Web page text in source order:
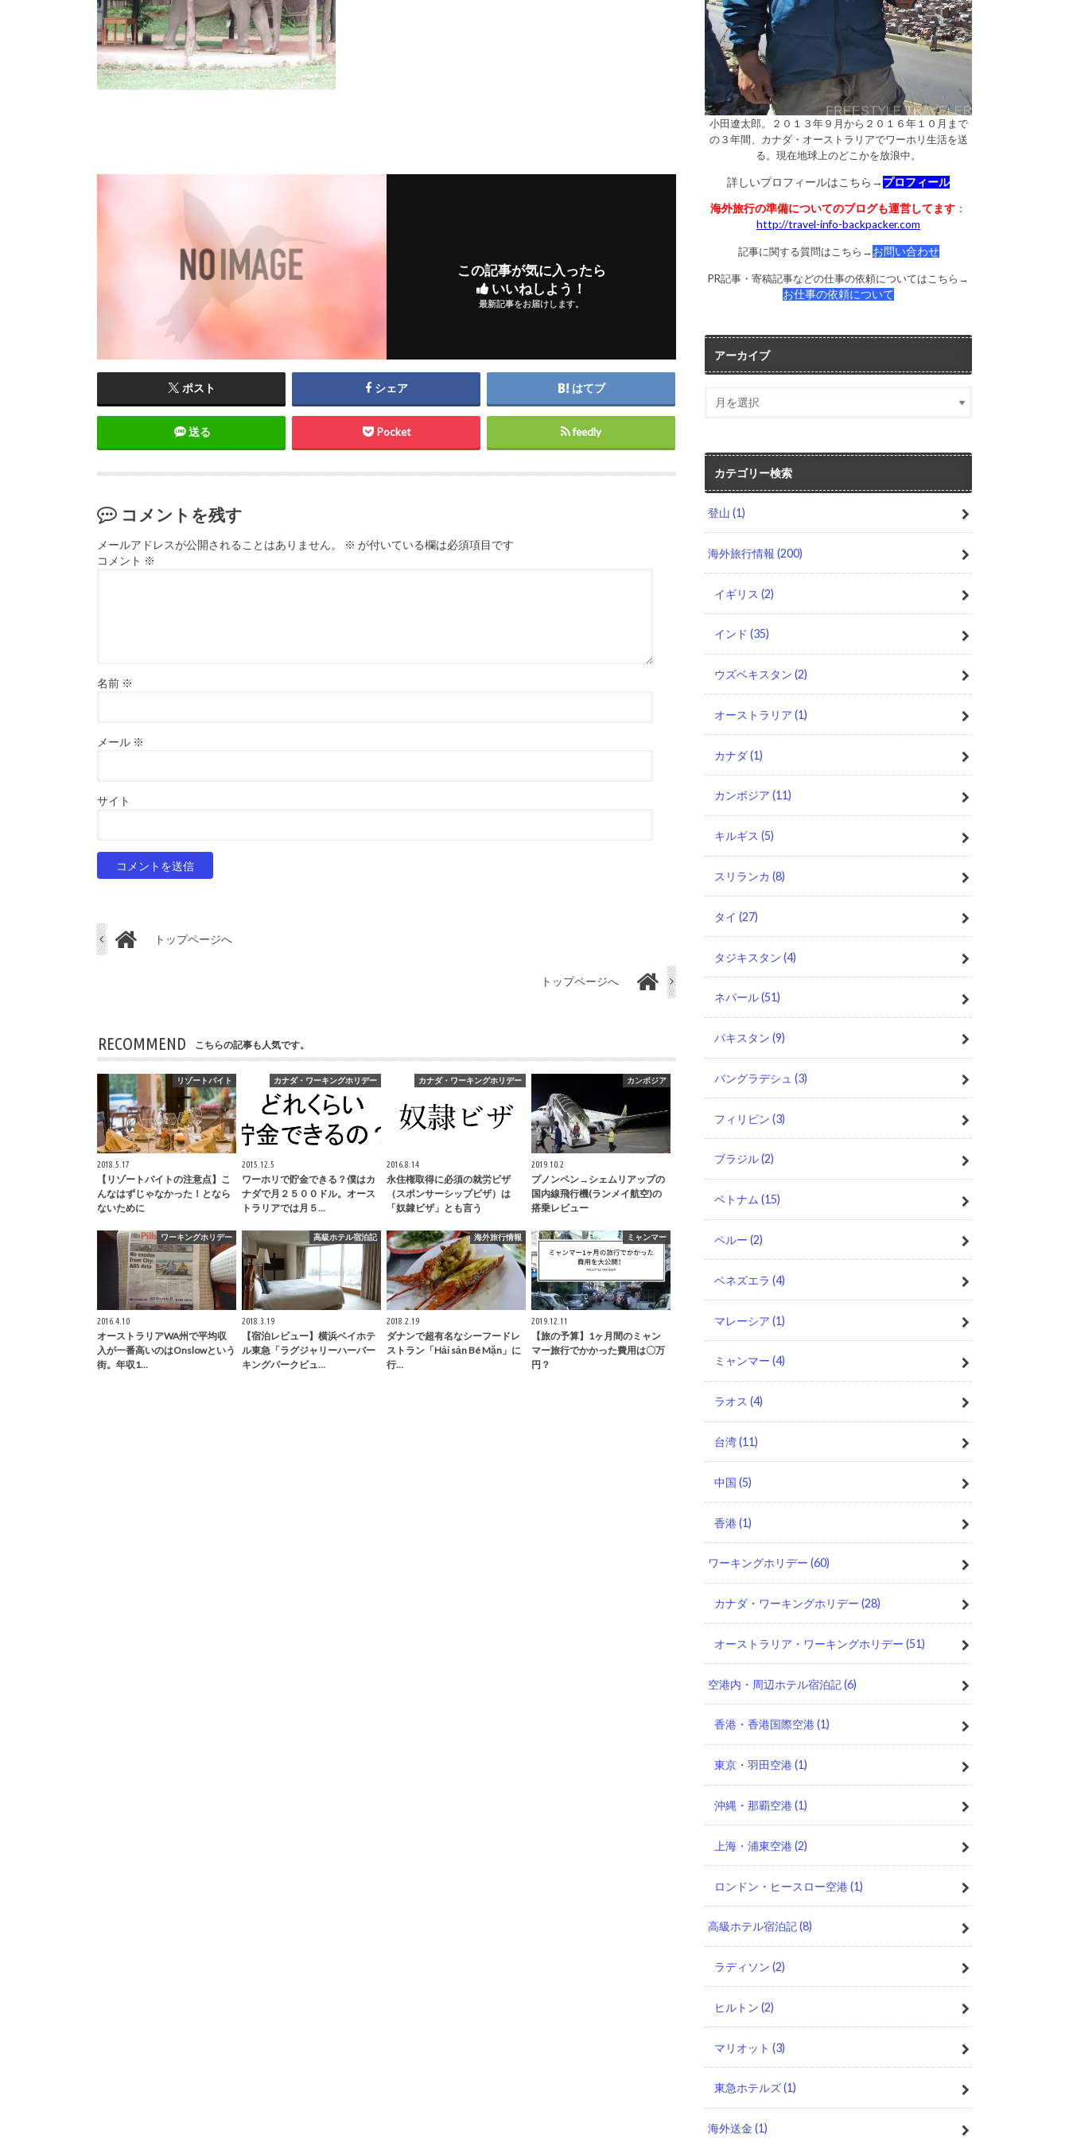
この記事が気に入ったら
いいねしよう！
最新記事をお届けします。
ポスト シェア はてブ
送る Pocket feedly
コメントを残す
メールアドレスが公開されることはありません。 ※ が付いている欄は必須項目です
コメント ※
名前 ※
メール ※
サイト
トップページへ
トップページへ
RECOMMEND こちらの記事も人気です。
リゾートバイト
2018.5.17
【リゾートバイトの注意点】こ
んなはずじゃなかった！となら
ないために
カナダ・ワーキングホリデー
2015.12.5
ワーホリで貯金できる？僕はカ
ナダで月２５００ドル。オース
トラリアでは月５…
カナダ・ワーキングホリデー
2016.8.14
永住権取得に必須の就労ビザ
（スポンサーシップビザ）は
「奴隷ビザ」とも言う
カンボジア
2019.10.2
プノンペン→シェムリアップの
国内線飛行機(ランメイ航空)の
搭乗レビュー
ワーキングホリデー
2016.4.10
オーストラリアWA州で平均収
入が一番高いのはOnslowという
街。年収1…
高級ホテル宿泊記
2018.3.19
【宿泊レビュー】横浜ベイホテ
ル東急「ラグジャリーハーバー
キングパークビュ…
海外旅行情報
2018.2.19
ダナンで超有名なシーフードレ
ストラン「Hải sản Bé Mặn」に
行…
ミャンマー
2019.12.11
【旅の予算】1ヶ月間のミャン
マー旅行でかかった費用は〇万
円？
小田遼太郎。２０１３年９月から２０１６年１０月まで
の３年間、カナダ・オーストラリアでワーホリ生活を送
る。現在地球上のどこかを放浪中。
詳しいプロフィールはこちら→ プロフィール
海外旅行の準備についてのブログも運営してます ：
http://travel-info-backpacker.com
記事に関する質問はこちら→お問い合わせ
PR記事・寄稿記事などの仕事の依頼についてはこちら→
お仕事の依頼について
アーカイブ
カテゴリー検索
登山(1)
海外旅行情報(200)
イギリス (2)
インド (35)
ウズベキスタン (2)
オーストラリア (1)
カナダ(1)
カンボジア (11)
キルギス (5)
スリランカ (8)
タイ (27)
タジキスタン (4)
ネパール(51)
パキスタン (9)
バングラデシュ (3)
フィリピン (3)
ブラジル(2)
ベトナム (15)
ペルー (2)
ベネズエラ (4)
マレーシア (1)
ミャンマー (4)
ラオス (4)
台湾(11)
中国 (5)
香港(1)
ワーキングホリデー(60)
カナダ・ワーキングホリデー (28)
オーストラリア・ワーキングホリデー (51)
空港内・周辺ホテル宿泊記(6)
香港・香港国際空港(1)
東京・羽田空港(1)
沖縄・那覇空港(1)
上海・浦東空港(2)
ロンドン・ヒースロー空港(1)
高級ホテル宿泊記(8)
ラディソン (2)
ヒルトン (2)
マリオット (3)
東急ホテルズ(1)
海外送金(1)